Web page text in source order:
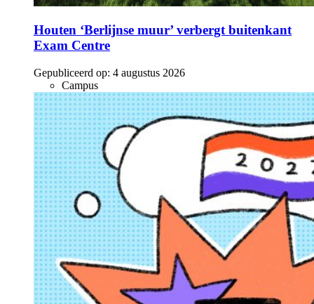
Houten ‘Berlijnse muur’ verbergt buitenkant
Exam Centre
Gepubliceerd op: 4 augustus 2026
Campus